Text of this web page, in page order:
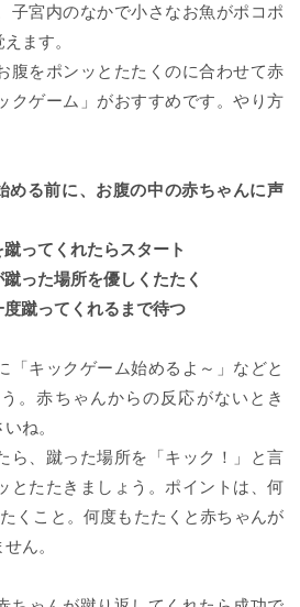
子宮内のなかで小さなお魚がポコポ
ます。
腹をポンッとたたくのに合わせて赤
クゲーム」がおすすめです。やり方
める前に、お腹の中の赤ちゃんに声
ってくれたらスタート
った場所を優しくたたく
蹴ってくれるまで待つ
「キックゲーム始めるよ～」などと
。赤ちゃんからの反応がないとき
ね。
ら、蹴った場所を「キック！」と言
とたたきましょう。ポイントは、何
くこと。何度もたたくと赤ちゃんが
ん。